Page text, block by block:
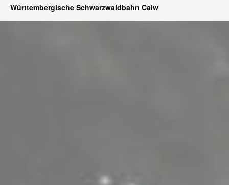
Württembergische Schwarzwaldbahn Calw